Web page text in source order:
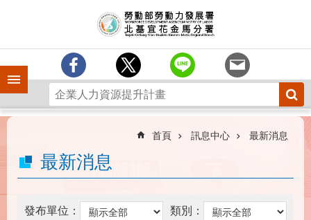
手機側欄
中
分
簡
業
務
首頁 訊息中心 最新消息
最新消息
發布單位： 類別：